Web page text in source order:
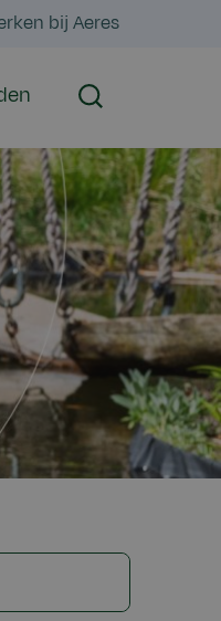
bij Aeres
Zoeken